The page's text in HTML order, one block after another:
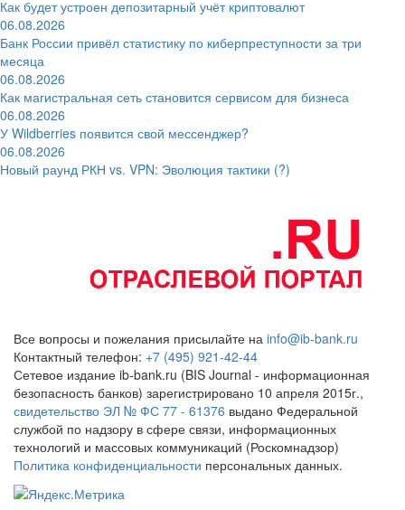
Как будет устроен депозитарный учёт криптовалют
06.08.2026
Банк России привёл статистику по киберпреступности за три
месяца
06.08.2026
Как магистральная сеть становится сервисом для бизнеса
06.08.2026
У Wildberries появится свой мессенджер?
06.08.2026
Новый раунд РКН vs. VPN: Эволюция тактики (?)
Все вопросы и пожелания присылайте на info@ib-bank.ru
Контактный телефон: +7 (495) 921-42-44
Сетевое издание ib-bank.ru (BIS Journal - информационная
безопасность банков) зарегистрировано 10 апреля 2015г.,
свидетельство ЭЛ № ФС 77 - 61376 выдано Федеральной
службой по надзору в сфере связи, информационных
технологий и массовых коммуникаций (Роскомнадзор)
Политика конфиденциальности персональных данных.